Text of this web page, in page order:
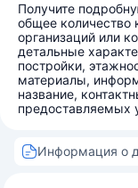
Получите
общее количество
организаций или
детальные
постройки,
материалы,
название,
предоставляемых
Информация о